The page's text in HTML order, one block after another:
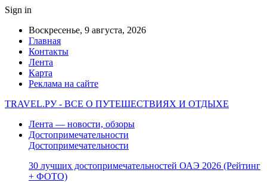
Sign in
Воскресенье, 9 августа, 2026
Главная
Контакты
Лента
Карта
Реклама на сайте
TRAVEL.РУ - ВСЕ О ПУТЕШЕСТВИЯХ И ОТДЫХЕ
Лента — новости, обзоры
Достопримечательности
Достопримечательности
30 лучших достопримечательностей ОАЭ 2026 (Рейтинг
+ ФОТО)